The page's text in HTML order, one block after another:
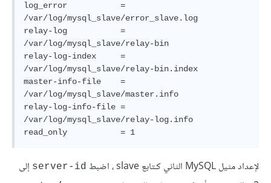
log_error           =
/var/log/mysql_slave/error_slave.log
relay-log           =
/var/log/mysql_slave/relay-bin
relay-log-index     =
/var/log/mysql_slave/relay-bin.index
master-info-file    =
/var/log/mysql_slave/master.info
relay-log-info-file =
/var/log/mysql_slave/relay-log.info
read_only           = 1
لإعداد مثيل MySQL الثاني كـتابع slave ، اضبط server-id إلى